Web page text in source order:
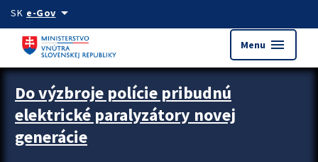
Preskocit na hlavný obsah
SK e-Govarrow_drop_down
Menu menu
Zastavit automatický posun upútavok
Do výzbroje polície pribudnú
elektrické paralyzátory novej
generácie